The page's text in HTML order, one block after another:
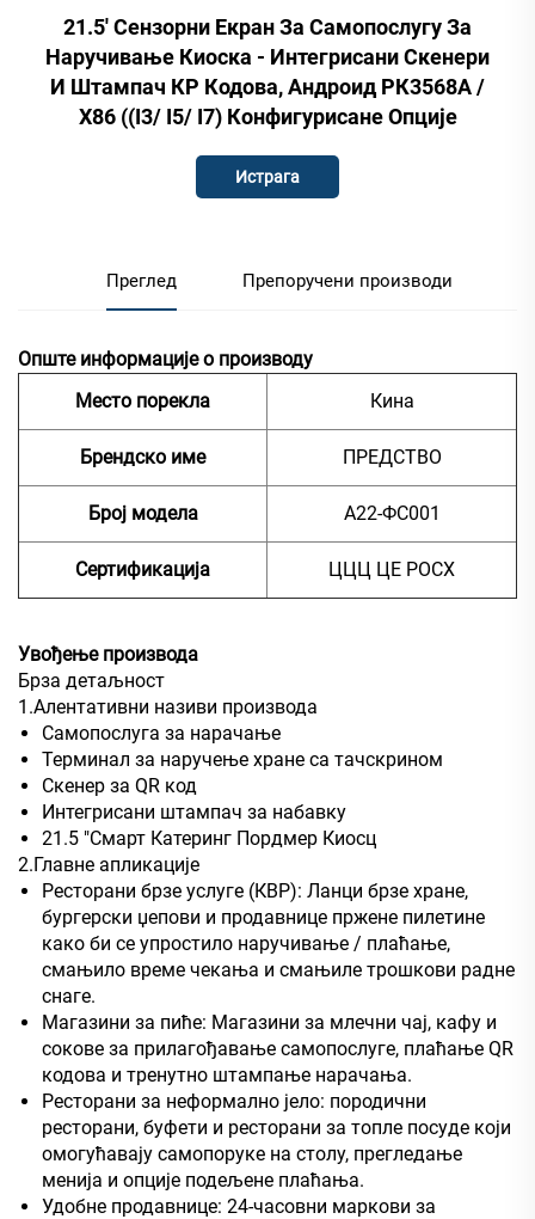
21.5' Сензорни Екран За Самопослугу За
Наручивање Киоска - Интегрисани Скенери
И Штампач КР Кодова, Андроид РК3568А /
Х86 ((I3/ I5/ I7) Конфигурисане Опције
Истрага
Преглед Препоручени производи
Опште информације о производу
Место порекла
Кина
Брендско име ПРЕДСТВО
Број модела А22-ФС001
Сертификација ЦЦЦ ЦЕ РОСХ
Увођење производа
Брза детаљност
1.Алентативни називи производа
Самопослуга за нарачање
Терминал за наручење хране са тачскрином
Скенер за QR код
Интегрисани штампач за набавку
21.5 "Смарт Катеринг Пордмер Киосц
2.Главне апликације
Ресторани брзе услуге (КВР): Ланци брзе хране,
бургерски џепови и продавнице пржене пилетине
како би се упростило наручивање / плаћање,
смањило време чекања и смањиле трошкови радне
снаге.
Магазини за пиће: Магазини за млечни чај, кафу и
сокове за прилагођавање самопослуге, плаћање QR
кодова и тренутно штампање нарачања.
Ресторани за неформално јело: породични
ресторани, буфети и ресторани за топле посуде који
омогућавају самопоруке на столу, прегледање
менија и опције подељене плаћања.
Удобне продавнице: 24-часовни маркови за